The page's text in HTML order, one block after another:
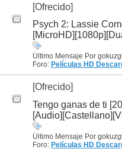
[Ofrecido]
Psych 2: Lassie
Último Mensaje Por
Foro: Películas HD
[Ofrecido]
Tengo ganas de ti
Último Mensaje Por
Foro: Películas HD